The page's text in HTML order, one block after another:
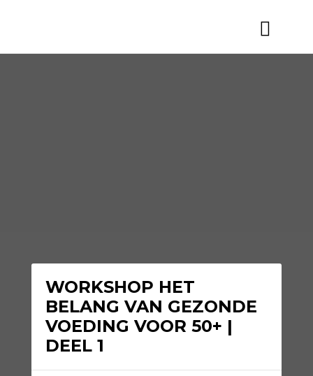
WORKSHOP HET
BELANG VAN GEZONDE
VOEDING VOOR 50+ |
DEEL 1